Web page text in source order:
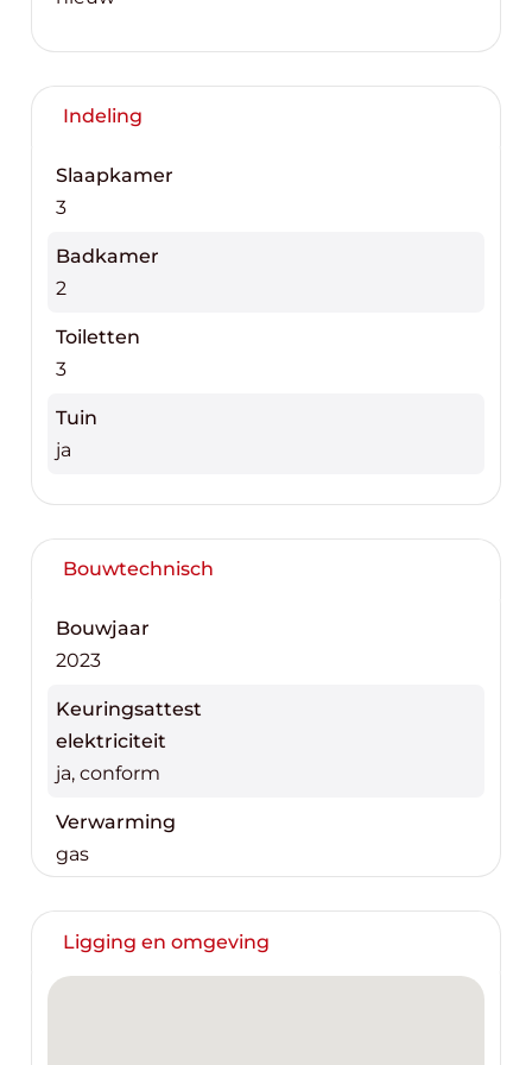
naar 0475 700 700
Indeling
Slaapkamer
3
Badkamer
2
Toiletten
3
Tuin
ja
Bouwtechnisch
Bouwjaar
2023
Keuringsattest
elektriciteit
ja, conform
Verwarming
gas
Ligging en omgeving